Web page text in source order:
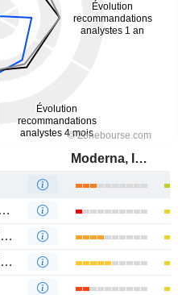
Moderna, Inc.